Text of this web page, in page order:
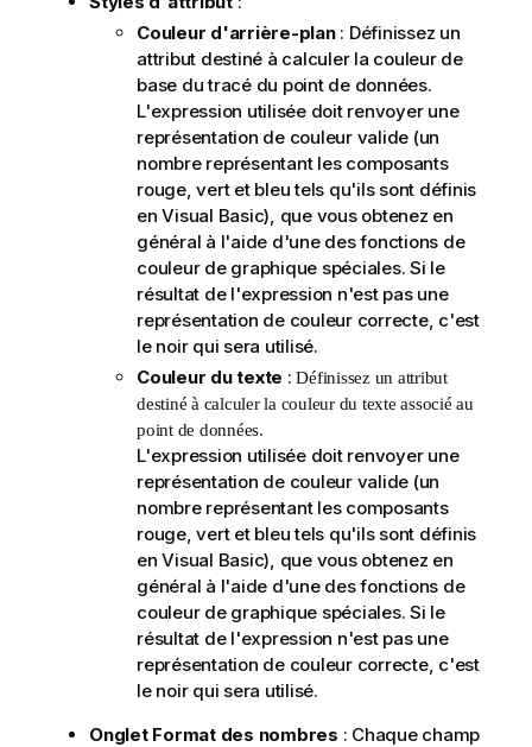
Couleur d'arrière-plan: Définissez un
attribut destiné à calculer la couleur de
base du tracé du point de données.
L'expression utilisée doit renvoyer une
représentation de couleur valide (un
nombre représentant les composants
rouge, vert et bleu tels qu'ils sont définis
en Visual Basic), que vous obtenez en
général à l'aide d'une des fonctions de
couleur de graphique spéciales. Si le
résultat de l'expression n'est pas une
représentation de couleur correcte, c'est
le noir qui sera utilisé.
Couleur du texte :Définissez un attribut
destiné à calculer la couleur du texte associé au
point de données.
L'expression utilisée doit renvoyer une
représentation de couleur valide (un
nombre représentant les composants
rouge, vert et bleu tels qu'ils sont définis
en Visual Basic), que vous obtenez en
général à l'aide d'une des fonctions de
couleur de graphique spéciales. Si le
résultat de l'expression n'est pas une
représentation de couleur correcte, c'est
le noir qui sera utilisé.
Onglet Format des nombres : Chaque champ